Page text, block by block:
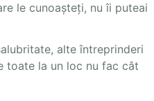
le cunoașteți, nu îi puteai
alte întreprinderi
toate la un loc nu fac cât